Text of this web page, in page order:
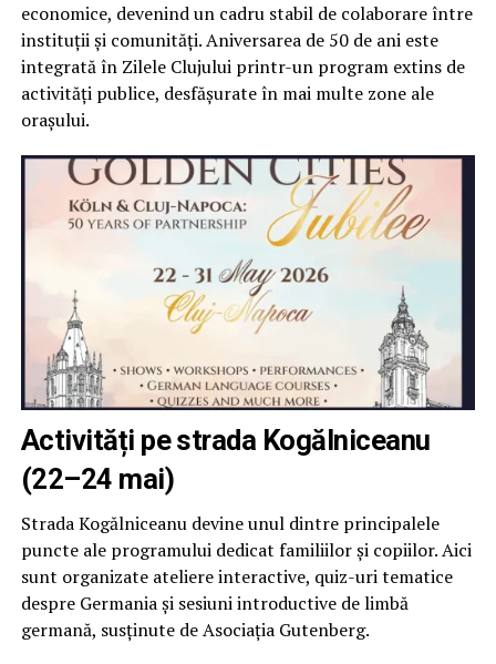
economice, devenind un cadru stabil de colaborare între
instituții și comunități. Aniversarea de 50 de ani este
integrată în Zilele Clujului printr-un program extins de
activități publice, desfășurate în mai multe zone ale
orașului.
Activități pe strada Kogălniceanu
(22–24 mai)
Strada Kogălniceanu devine unul dintre principalele
puncte ale programului dedicat familiilor și copiilor. Aici
sunt organizate ateliere interactive, quiz-uri tematice
despre Germania și sesiuni introductive de limbă
germană, susținute de Asociația Gutenberg.